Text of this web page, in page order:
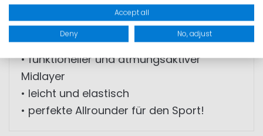
Wärme- oder Kälteregulation verbraucht
wird.
• funktioneller und atmungsaktiver
Midlayer
• leicht und elastisch
• perfekte Allrounder für den Sport!
Accept all
Deny No, adjust